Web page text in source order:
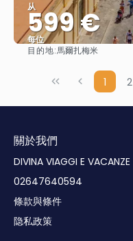
从
599 €
每位
目的地:馬爾扎梅米
1 2
關於我們
DIVINA VIAGGI E VACANZE
02647640594
條款與條件
隐私政策